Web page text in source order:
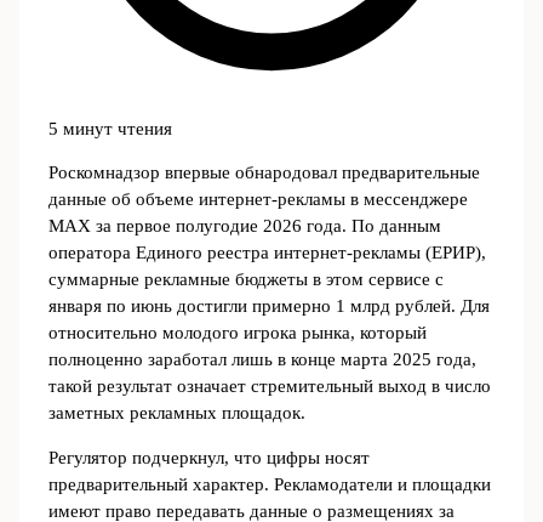
5 минут чтения
Роскомнадзор впервые обнародовал предварительные
данные об объеме интернет‑рекламы в мессенджере
MAX за первое полугодие 2026 года. По данным
оператора Единого реестра интернет‑рекламы (ЕРИР),
суммарные рекламные бюджеты в этом сервисе с
января по июнь достигли примерно 1 млрд рублей. Для
относительно молодого игрока рынка, который
полноценно заработал лишь в конце марта 2025 года,
такой результат означает стремительный выход в число
заметных рекламных площадок.
Регулятор подчеркнул, что цифры носят
предварительный характер. Рекламодатели и площадки
имеют право передавать данные о размещениях за